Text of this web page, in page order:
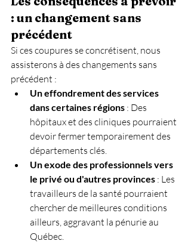
: un changement sans
précédent
Si ces coupures se concrétisent, nous
assisterons à des changements sans
précédent :
Un effondrement des services
dans certaines régions : Des
hôpitaux et des cliniques pourraient
devoir fermer temporairement des
départements clés.
Un exode des professionnels vers
le privé ou d'autres provinces : Les
travailleurs de la santé pourraient
chercher de meilleures conditions
ailleurs, aggravant la pénurie au
Québec.